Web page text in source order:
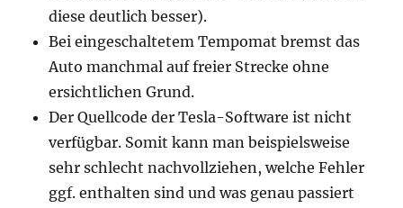
diese deutlich besser).
Bei eingeschaltetem Tempomat bremst das
Auto manchmal auf freier Strecke ohne
ersichtlichen Grund.
Der Quellcode der Tesla-Software ist nicht
verfügbar. Somit kann man beispielsweise
sehr schlecht nachvollziehen, welche Fehler
ggf. enthalten sind und was genau passiert